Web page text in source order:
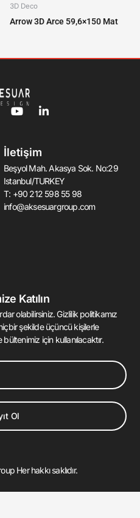
3D Deco
Arrow 3D Arce 59,6×150 Mat
Y
u
b
e
L
d
i
n
-
i
İletişim
Beşyol Mah. Akasya Sok. No:29
Istanbul/TURKEY
T: +90 212 598 55 98
info@aksesuargroup.com
Katılın
olabilirsiniz. Gizlilik politikamız
şekilde üçüncü kişilerle
için kullanılacaktır.
Ol
Her hakkı saklıdır.